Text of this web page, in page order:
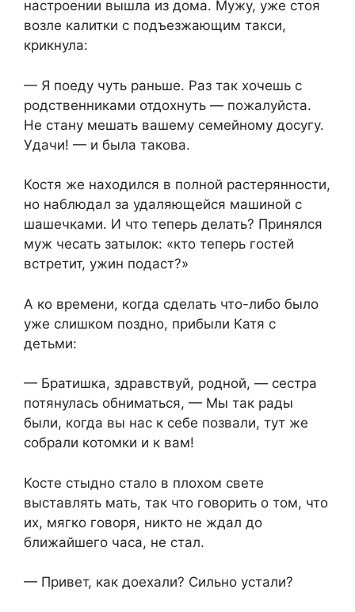
настроении вышла из дома. Мужу, уже стоя
возле калитки с подъезжающим такси,
крикнула:
— Я поеду чуть раньше. Раз так хочешь с
родственниками отдохнуть — пожалуйста.
Не стану мешать вашему семейному досугу.
Удачи! — и была такова.
Костя же находился в полной растерянности,
но наблюдал за удаляющейся машиной с
шашечками. И что теперь делать? Принялся
муж чесать затылок: «кто теперь гостей
встретит, ужин подаст?»
А ко времени, когда сделать что-либо было
уже слишком поздно, прибыли Катя с
детьми:
— Братишка, здравствуй, родной, — сестра
потянулась обниматься, — Мы так рады
были, когда вы нас к себе позвали, тут же
собрали котомки и к вам!
Косте стыдно стало в плохом свете
выставлять мать, так что говорить о том, что
их, мягко говоря, никто не ждал до
ближайшего часа, не стал.
— Привет, как доехали? Сильно устали?